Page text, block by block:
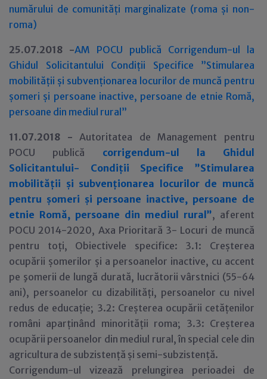
numărului de comunități marginalizate (roma și non-
roma)
25.07.2018 -AM POCU publică Corrigendum-ul la
Ghidul Solicitantului Condiții Specifice ”Stimularea
mobilității și subvenționarea locurilor de muncă pentru
șomeri și persoane inactive, persoane de etnie Romă,
persoane din mediul rural”
11.07.2018 -Autoritatea de Management pentru
POCU publică corrigendum-ul la Ghidul
Solicitantului- Condiții Specifice ”Stimularea
mobilității și subvenționarea locurilor de muncă
pentru șomeri și persoane inactive, persoane de
etnie Romă, persoane din mediul rural”, aferent
POCU 2014-2020, Axa Prioritară 3- Locuri de muncă
pentru toți, Obiectivele specifice: 3.1: Creșterea
ocupării șomerilor și a persoanelor inactive, cu accent
pe şomerii de lungă durată, lucrătorii vârstnici (55-64
ani), persoanelor cu dizabilități, persoanelor cu nivel
redus de educație; 3.2: Creșterea ocupării cetățenilor
români aparținând minorității roma; 3.3: Creșterea
ocupării persoanelor din mediul rural, în special cele din
agricultura de subzistență și semi-subzistență.
Corrigendum-ul vizează prelungirea perioadei de